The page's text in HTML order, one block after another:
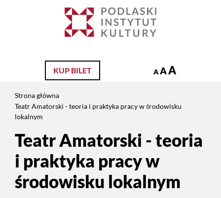
praktyka
pracy
środowisku
lokalnym
KUP BILET A AA
Strona główna
Teatr Amatorski - teoria i praktyka pracy w środowisku
lokalnym
Treść
stronyTeatr Amatorski - teoria
i praktyka pracy w
środowisku lokalnym